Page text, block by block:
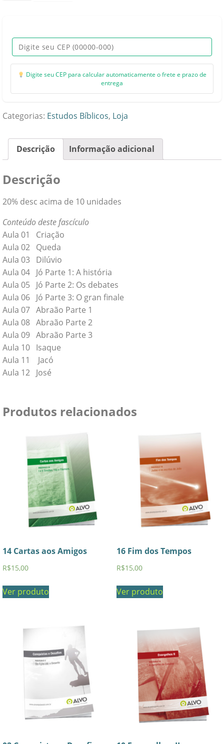
Vida
quantidade
Digite seu CEP para calcular automaticamente o frete e prazo de
entrega
Categorias: Estudos Bíblicos, Loja
Descrição Informação adicional
Descrição
20% desc acima de 10 unidades
Conteúdo deste fascículo
Aula 01 Criação
Aula 02 Queda
Aula 03 Dilúvio
Aula 04 Jó Parte 1: A história
Aula 05 Jó Parte 2: Os debates
Aula 06 Jó Parte 3: O gran finale
Aula 07 Abraão Parte 1
Aula 08 Abraão Parte 2
Aula 09 Abraão Parte 3
Aula 10 Isaque
Aula 11 Jacó
Aula 12 José
Produtos relacionados
14 Cartas aos Amigos
R$15,00
Ver produto
16 Fim dos Tempos
R$15,00
Ver produto